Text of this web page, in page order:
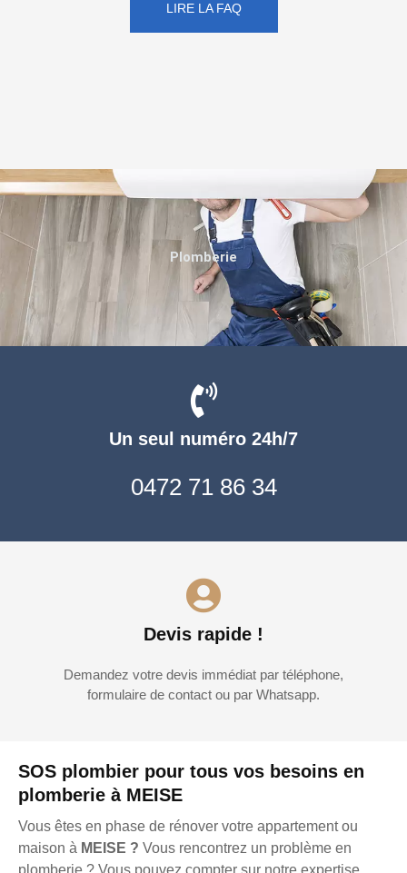
LIRE LA FAQ
SOS plombier pour tous vos besoins en
plomberie à MEISE
Vous êtes en phase de rénover votre appartement ou
maison à MEISE ? Vous rencontrez un problème en
Un seul numéro 24h/7
0472 71 86 34
Devis rapide !
Demandez votre devis immédiat par téléphone,
formulaire de contact ou par Whatsapp.
Plomberie